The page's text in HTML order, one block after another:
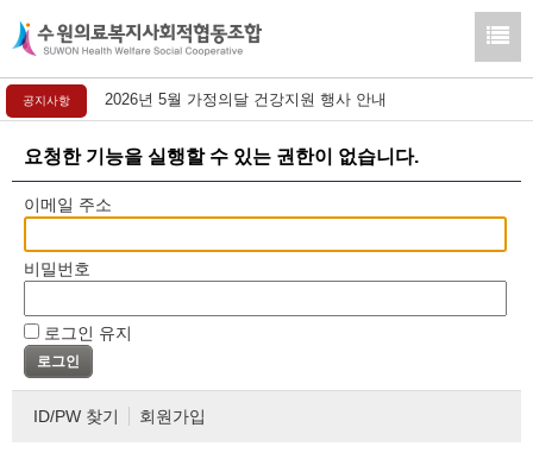
공지사항 2026년 5월 가정의달 건강지원 행사 안내
요청한 기능을 실행할 수 있는 권한이 없습니다.
이메일 주소
비밀번호
로그인 유지
ID/PW 찾기 회원가입